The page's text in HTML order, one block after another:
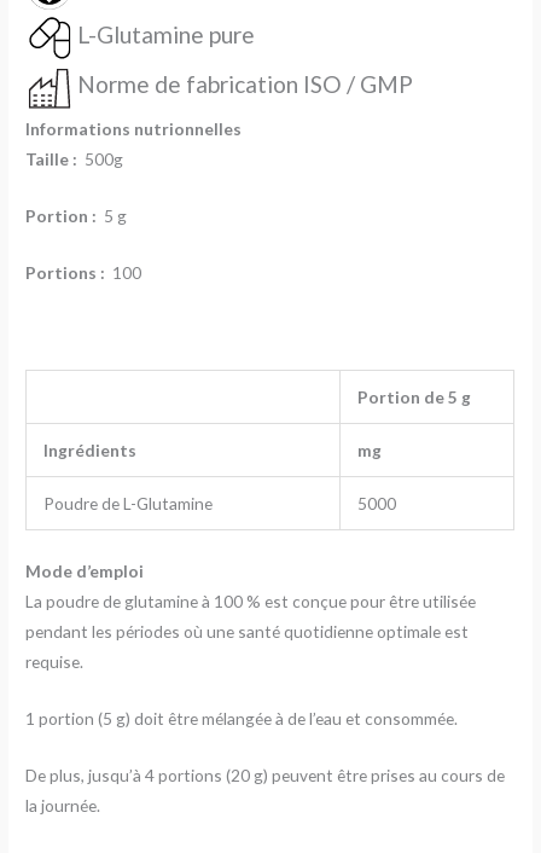
L-Glutamine pure
Norme de fabrication ISO / GMP
Informations nutrionnelles
Taille : 500g
Portion : 5 g
Portions : 100
Portion de 5 g
Ingrédients mg
Poudre de L-Glutamine 5000
Mode d’emploi
La poudre de glutamine à 100 % est conçue pour être utilisée
pendant les périodes où une santé quotidienne optimale est
requise.
1 portion (5 g) doit être mélangée à de l’eau et consommée.
De plus, jusqu’à 4 portions (20 g) peuvent être prises au cours de
la journée.